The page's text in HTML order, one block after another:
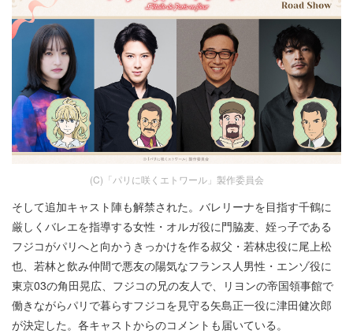
(C)「パリに咲くエトワール」製作委員会
そして追加キャスト陣も解禁された。バレリーナを目指す千鶴に
厳しくバレエを指導する女性・オルガ役に門脇麦、姪っ子である
フジコがパリへと向かうきっかけを作る叔父・若林忠役に尾上松
也、若林と飲み仲間で悪友の陽気なフランス人男性・エンゾ役に
東京03の角田晃広、フジコの兄の友人で、リヨンの帝国領事館で
働きながらパリで暮らすフジコを見守る矢島正一役に津田健次郎
が決定した。各キャストからのコメントも届いている。